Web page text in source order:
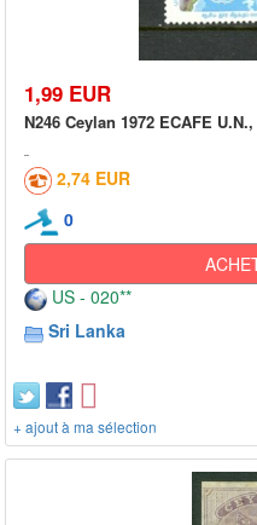
1,99 EUR
N246 Ceylan 1972 ECAFE
2,74 EUR
0
US - 020**
Sri Lanka
+ ajout à ma sélection